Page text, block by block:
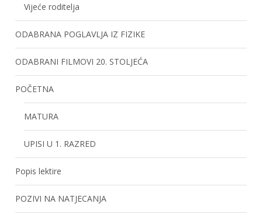
Vijeće roditelja
ODABRANA POGLAVLJA IZ FIZIKE
ODABRANI FILMOVI 20. STOLJEĆA
POČETNA
MATURA
UPISI U 1. RAZRED
Popis lektire
POZIVI NA NATJECANJA